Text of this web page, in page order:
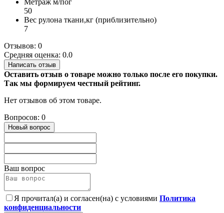
Метраж м/пог
50
Вес рулона ткани,кг (приблизительно)
7
Отзывов: 0
Средняя оценка: 0.0
Написать отзыв
Оставить отзыв о товаре можно только после его покупки.
Так мы формируем честный рейтинг.
Нет отзывов об этом товаре.
Вопросов: 0
Новый вопрос
Ваш вопрос
Я прочитал(а) и согласен(на) с условиями Политика
конфиденциальности